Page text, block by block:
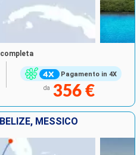
Pagamento in 4X
da 356 €
MESSICO